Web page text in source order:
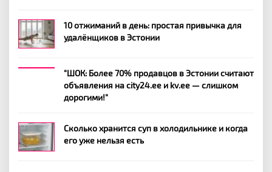
10 отжиманий в день: простая привычка для
удалёнщиков в Эстонии
"ШОК: Более 70% продавцов в Эстонии считают
объявления на city24.ee и kv.ee — слишком
дорогими!"
Сколько хранится суп в холодильнике и когда
его уже нельзя есть